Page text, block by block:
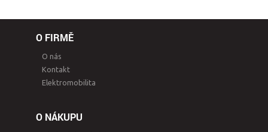
O FIRMĚ
O nás
Kontakt
Elektromobilita
O NÁKUPU